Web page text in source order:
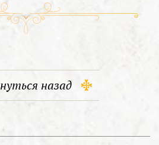
назад